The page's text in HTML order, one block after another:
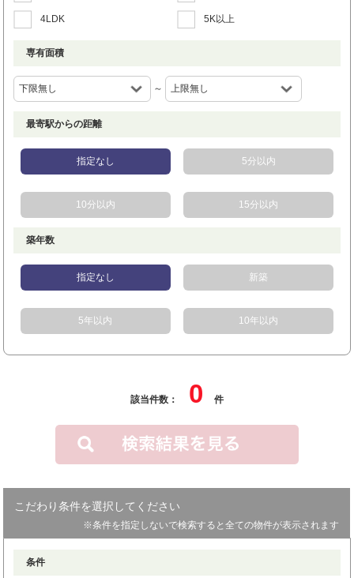
4LDK 5K以上
専有面積
～
最寄駅からの距離
指定なし 5分以内
10分以内 15分以内
築年数
指定なし 新築
5年以内 10年以内
該当件数： 0 件
こだわり条件を選択してください
※条件を指定しないで検索すると全ての物件が表示されます
条件